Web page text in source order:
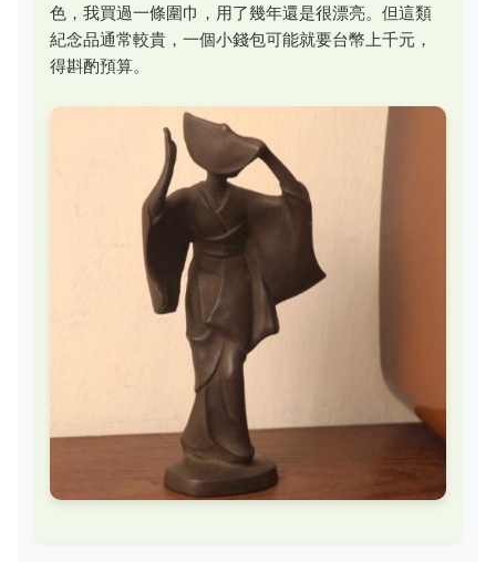
色，我買過一條圍巾，用了幾年還是很漂亮。但這類
紀念品通常較貴，一個小錢包可能就要台幣上千元，
得斟酌預算。